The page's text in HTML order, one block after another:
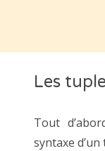
Les
Tout
syntaxe